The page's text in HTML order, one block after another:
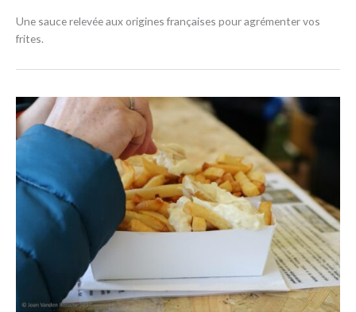
Une sauce relevée aux origines françaises pour agrémenter vos
frites.